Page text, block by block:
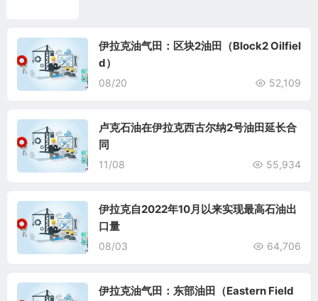
伊拉克油气田：区块2油田（Block2 Oilfiel
d）
08/20 52,109
卢克石油在伊拉克西古尔纳2号油田延长合
同
11/08 55,934
伊拉克自2022年10月以来实现最高石油出
口量
08/03 64,706
伊拉克油气田：东部油田（Eastern Field